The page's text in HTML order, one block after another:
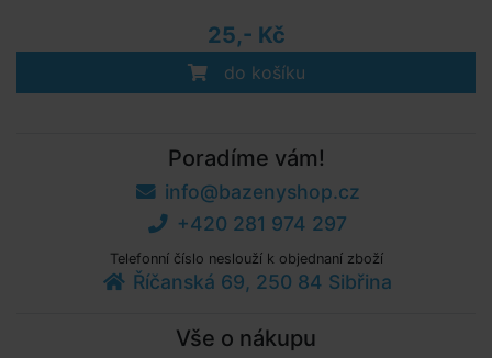
25,- Kč
do košíku
Poradíme vám!
info@bazenyshop.cz
+420 281 974 297
Telefonní číslo neslouží k objednaní zboží
Říčanská 69, 250 84 Sibřina
Vše o nákupu